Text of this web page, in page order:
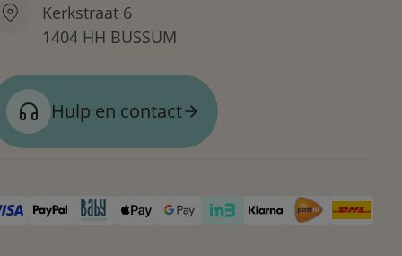
Kerkstraat 6
1404 HH BUSSUM
Hulp en contact